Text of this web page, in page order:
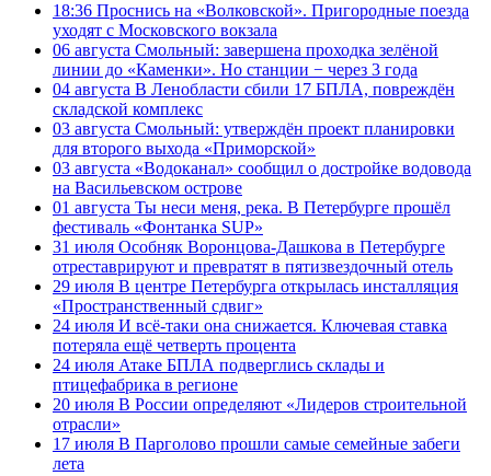
18:36 Проснись на «Волковской». Пригородные поезда
уходят с Московского вокзала
06 августа Смольный: завершена проходка зелёной
линии до «Каменки». Но станции − через 3 года
04 августа В Ленобласти сбили 17 БПЛА, повреждён
складской комплекс
03 августа Смольный: утверждён проект планировки
для второго выхода «Приморской»
03 августа «Водоканал» сообщил о достройке водовода
на Васильевском острове
01 августа Ты неси меня, река. В Петербурге прошёл
фестиваль «Фонтанка SUP»
31 июля Особняк Воронцова-Дашкова в Петербурге
отреставрируют и превратят в пятизвездочный отель
29 июля В центре Петербурга открылась инсталляция
«Пространственный сдвиг»
24 июля И всё-таки она снижается. Ключевая ставка
потеряла ещё четверть процента
24 июля Атаке БПЛА подверглись склады и
птицефабрика в регионе
20 июля В России определяют «Лидеров строительной
отрасли»
17 июля В Парголово прошли самые семейные забеги
лета